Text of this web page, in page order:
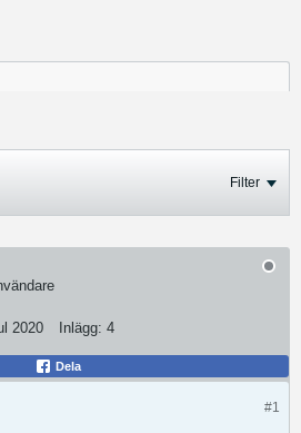
Filter
2020 Inlägg: 4
Dela
#1